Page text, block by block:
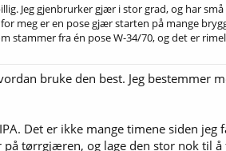
Jeg gjenbrurker gjær i stor grad, og har
meg er en pose gjær starten på mange
stammer fra én pose W-34/70, og det er
bruke den best. Jeg bestemmer
Det er ikke mange timene siden
tørrgjæren, og lage den stor nok til